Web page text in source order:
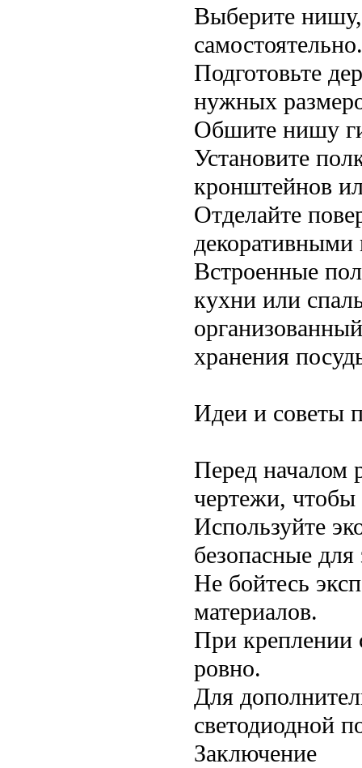
Выберите нишу,
самостоятельно.
Подготовьте
нужных
Обшите нишу
Установите
кронштейнов
Отделайте
декоративными
Встроенные
кухни или
хранения
Идеи и советы
Перед началом
чертежи,
Используйте
безопасные
Не бойтесь
материалов.
При креплении
ровно.
Для
светодиодной
Заключение